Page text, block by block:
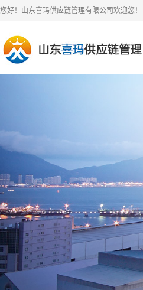
您好！山东喜玛供应链管理有限公司欢迎您！